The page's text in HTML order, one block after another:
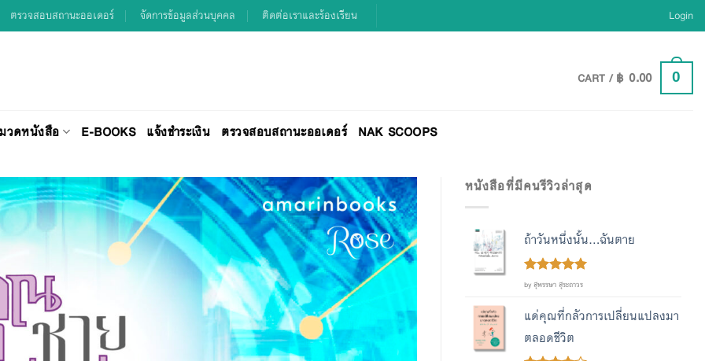
ตรวจสอบสถานะออเดอร์ จัดการข้อมูลส่วนบุคคล ติดต่อเราและร้องเรียน Login
CART /฿ 0.00 0
วดหนังสือ E-BOOKS แจ้งชำระเงิน ตรวจสอบสถานะออเดอร์ NAK SCOOPS
หนังสือที่มีคนรีวิวล่าสุด
ถ้าวันหนึ่งนั้น...ฉันตาย
Rated 5out
by สุพรรษา สุระถาวร
แด่คุณที่กลัวการเปลี่ยนแปลงมา
ตลอดชีวิต